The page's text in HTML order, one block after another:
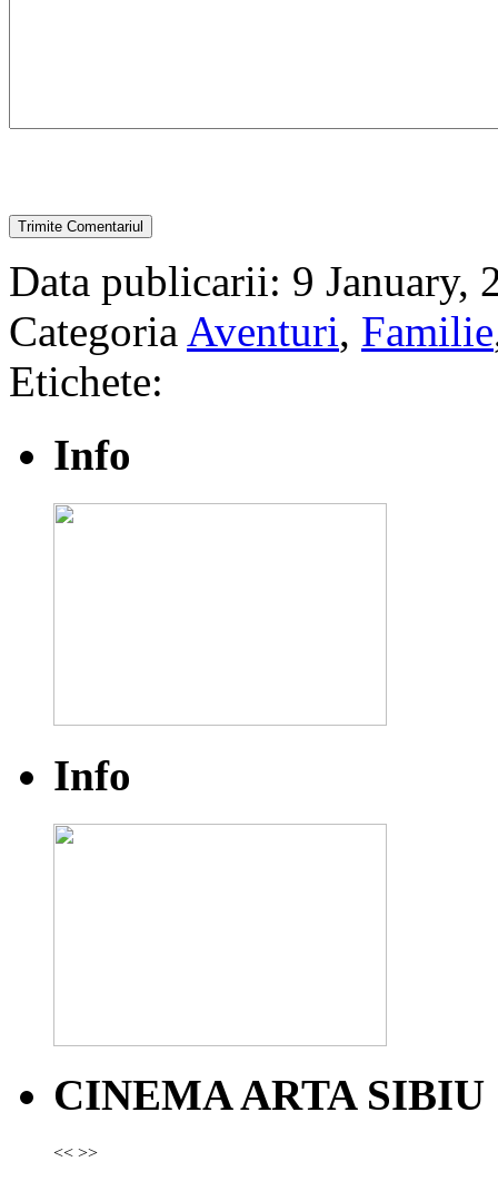
Data publicarii: 9 January,
Categoria Aventuri, Familie
Etichete:
Info
Info
CINEMA ARTA SIBIU
<< >>